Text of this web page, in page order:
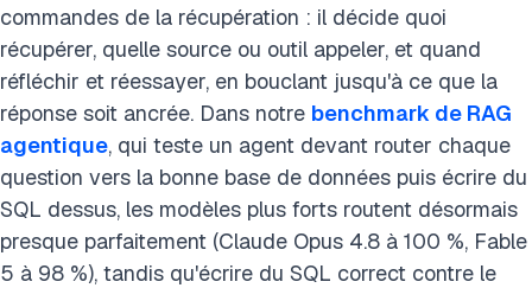
commandes de la récupération : il décide quoi
récupérer, quelle source ou outil appeler, et quand
réfléchir et réessayer, en bouclant jusqu'à ce que la
réponse soit ancrée. Dans notre benchmark de RAG
agentique, qui teste un agent devant router chaque
question vers la bonne base de données puis écrire du
SQL dessus, les modèles plus forts routent désormais
presque parfaitement (Claude Opus 4.8 à 100 %, Fable
5 à 98 %), tandis qu'écrire du SQL correct contre le